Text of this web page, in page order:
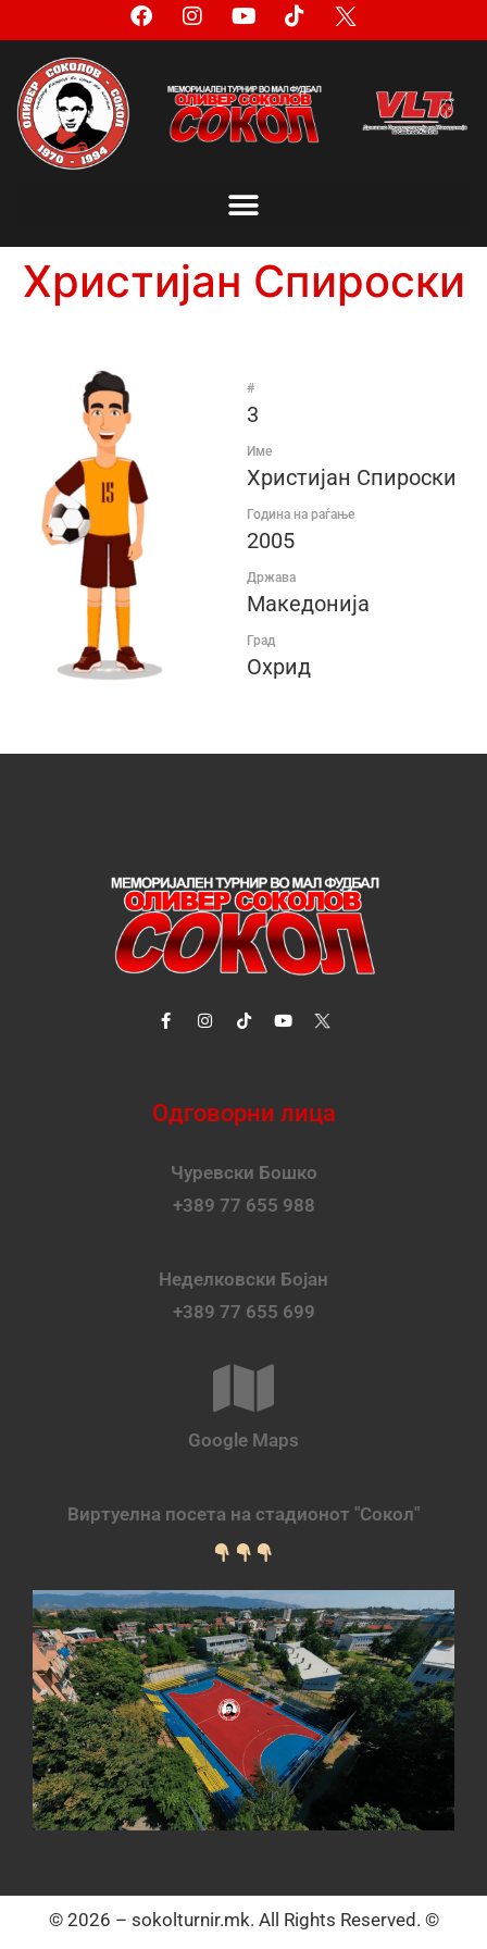
Христијан Спироски
#
3
Име
Христијан Спироски
Година на раѓање
2005
Држава
Македонија
Град
Охрид
Одговорни лица
Чуревски Бошко
+389 77 655 988
Неделковски Бојан
+389 77 655 699
Google Maps
Виртуелна посета на стадионот "Сокол"
© 2026 – sokolturnir.mk. All Rights Reserved. ©